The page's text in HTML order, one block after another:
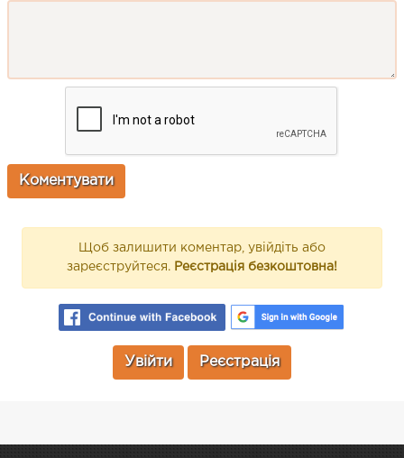
Щоб залишити коментар, увійдіть або
зареєструйтеся. Реєстрація безкоштовна!
Увійти Реєстрація